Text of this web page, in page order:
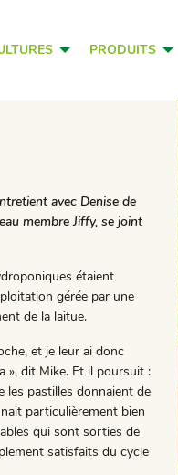
PRODUITS
avec Denise de
membre Jiffy, se joint
étaient
gérée par une
de la laitue.
et je leur ai donc
», dit Mike. Et il poursuit :
les pastilles donnaient de
particulièrement bien
qui sont sorties de
satisfaits du cycle